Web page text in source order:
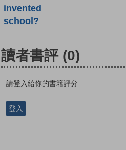
invented
school?
讀者書評 (0)
請登入給你的書籍評分
登入